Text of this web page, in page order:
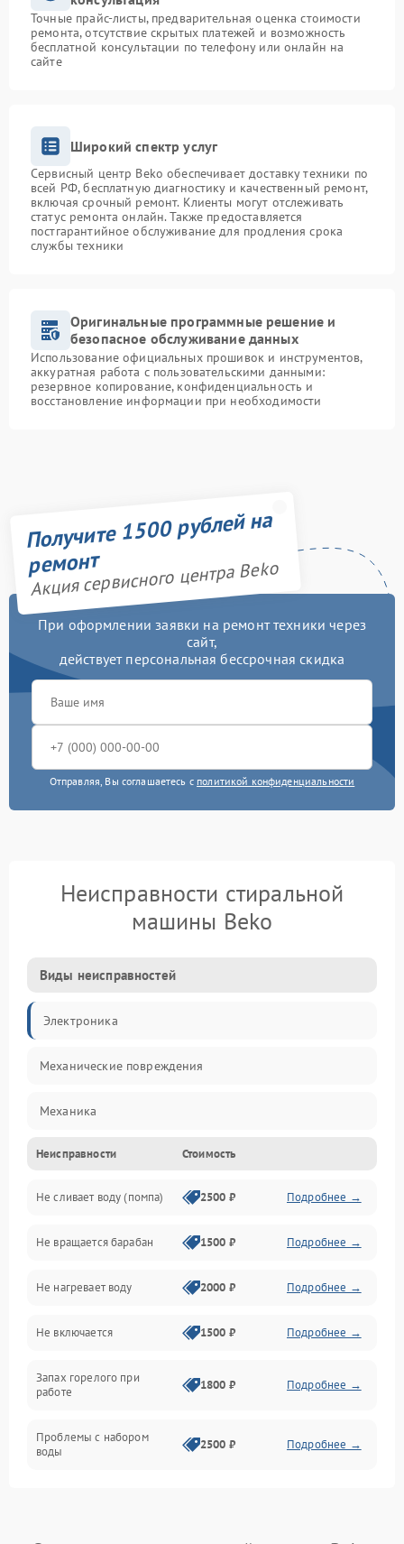
Точные прайс-листы, предварительная оценка стоимости
ремонта, отсутствие скрытых платежей и возможность
бесплатной консультации по телефону или онлайн на
сайте
Широкий спектр услуг
Сервисный центр Beko обеспечивает доставку техники по
всей РФ, бесплатную диагностику и качественный ремонт,
включая срочный ремонт. Клиенты могут отслеживать
статус ремонта онлайн. Также предоставляется
постгарантийное обслуживание для продления срока
службы техники
Оригинальные программные решение и
безопасное обслуживание данных
Использование официальных прошивок и инструментов,
аккуратная работа с пользовательскими данными:
резервное копирование, конфиденциальность и
восстановление информации при необходимости
Получите 1500 рублей на
ремонт
Акция сервисного центра Beko
При оформлении заявки на ремонт техники через
сайт,
действует персональная бессрочная скидка
Отправляя, Вы соглашаетесь с политикой конфиденциальности
Неисправности стиральной
машины Beko
Виды неисправностей
Электроника
Механические повреждения
Механика
Электропитание
Водоснабжение
Слив
Программное обеспечение
Неисправности Стоимость
Не сливает воду (помпа) 2500 ₽ Подробнее →
Не вращается барабан 1500 ₽ Подробнее →
Не нагревает воду 2000 ₽ Подробнее →
Не включается 1500 ₽ Подробнее →
Запах горелого при
работе
1800 ₽ Подробнее →
Проблемы с набором
воды
2500 ₽ Подробнее →